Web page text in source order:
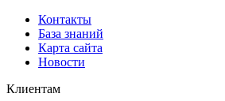
Контакты
База знаний
Карта сайта
Новости
Клиентам